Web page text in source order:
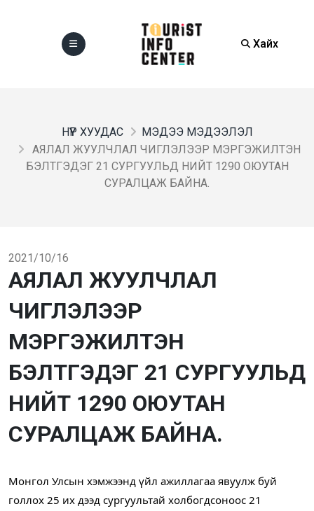
Хайх
НҮҮР ХУУДАС
МЭДЭЭ МЭДЭЭЛЭЛ
АЯЛАЛ ЖУУЛЧЛАЛ ЧИГЛЭЛЭЭР МЭРГЭЖИЛТЭН
БЭЛТГЭДЭГ 21 СУРГУУЛЬД НИЙТ 1290 ОЮУТАН
СУРАЛЦАЖ БАЙНА.
2021/10/16
АЯЛАЛ ЖУУЛЧЛАЛ
ЧИГЛЭЛЭЭР
МЭРГЭЖИЛТЭН
БЭЛТГЭДЭГ 21 СУРГУУЛЬД
НИЙТ 1290 ОЮУТАН
СУРАЛЦАЖ БАЙНА.
Монгол Улсын хэмжээнд үйл ажиллагаа явуулж буй
голлох 25 их дээд сургуультай холбогдсоноос 21